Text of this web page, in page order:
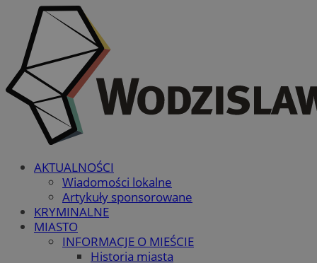
AKTUALNOŚCI
Wiadomości lokalne
Artykuły sponsorowane
KRYMINALNE
MIASTO
INFORMACJE O MIEŚCIE
Historia miasta